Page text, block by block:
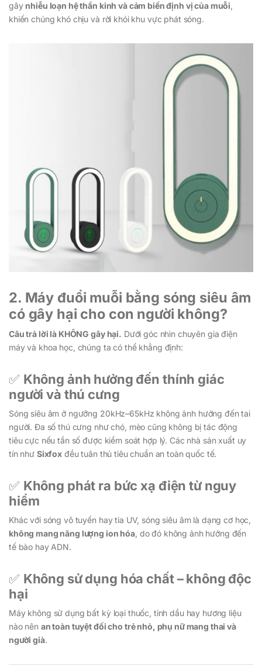
gây nhiễu loạn hệ thần kinh và cảm biến định vị của muỗi,
khiến chúng khó chịu và rời khỏi khu vực phát sóng.
2. Máy đuổi muỗi bằng sóng siêu âm
có gây hại cho con người không?
Câu trả lời là KHÔNG gây hại. Dưới góc nhìn chuyên gia điện
máy và khoa học, chúng ta có thể khẳng định:
✅ Không ảnh hưởng đến thính giác
người và thú cưng
Sóng siêu âm ở ngưỡng 20kHz–65kHz không ảnh hưởng đến tai
người. Đa số thú cưng như chó, mèo cũng không bị tác động
tiêu cực nếu tần số được kiểm soát hợp lý. Các nhà sản xuất uy
tín như Sixfox đều tuân thủ tiêu chuẩn an toàn quốc tế.
✅ Không phát ra bức xạ điện từ nguy
hiểm
Khác với sóng vô tuyến hay tia UV, sóng siêu âm là dạng cơ học,
không mang năng lượng ion hóa, do đó không ảnh hưởng đến
tế bào hay ADN.
✅ Không sử dụng hóa chất – không độc
hại
Máy không sử dụng bất kỳ loại thuốc, tinh dầu hay hương liệu
nào nên an toàn tuyệt đối cho trẻ nhỏ, phụ nữ mang thai và
người già.